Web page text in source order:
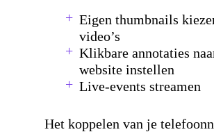
Eigen thumbnails
video’s
Klikbare annotaties
website instellen
Live-events streamen
Het koppelen van je